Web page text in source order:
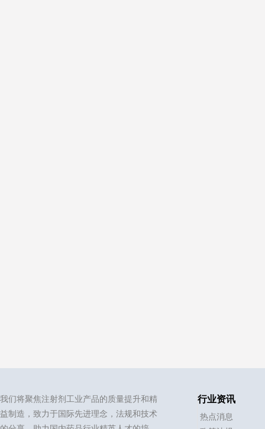
我们将聚焦注射剂工业产品的质量提升和精
益制造，致力于国际先进理念，法规和技术
行业资讯
热点消息